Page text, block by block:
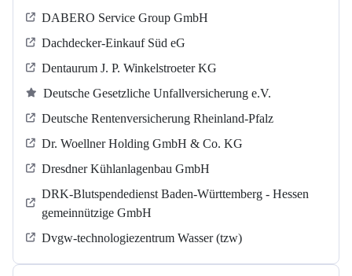
DABERO Service Group GmbH
Dachdecker-Einkauf Süd eG
Dentaurum J. P. Winkelstroeter KG
Deutsche Gesetzliche Unfallversicherung e.V.
Deutsche Rentenversicherung Rheinland-Pfalz
Dr. Woellner Holding GmbH & Co. KG
Dresdner Kühlanlagenbau GmbH
DRK-Blutspendedienst Baden-Württemberg - Hessen
gemeinnützige GmbH
Dvgw-technologiezentrum Wasser (tzw)